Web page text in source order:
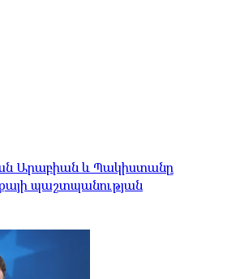
Արաբիան և Պակիստանը
պաշտպանության